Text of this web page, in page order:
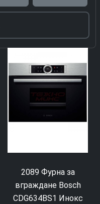
2089 Фурна за
вграждане Bosch
CDG634BS1 Инокс